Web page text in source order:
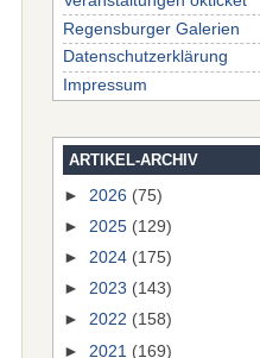
Regensburger Galerien
Datenschutzerklärung
Impressum
ARTIKEL-ARCHIV
► 2026 (75)
► 2025 (129)
► 2024 (175)
► 2023 (143)
► 2022 (158)
► 2021 (169)